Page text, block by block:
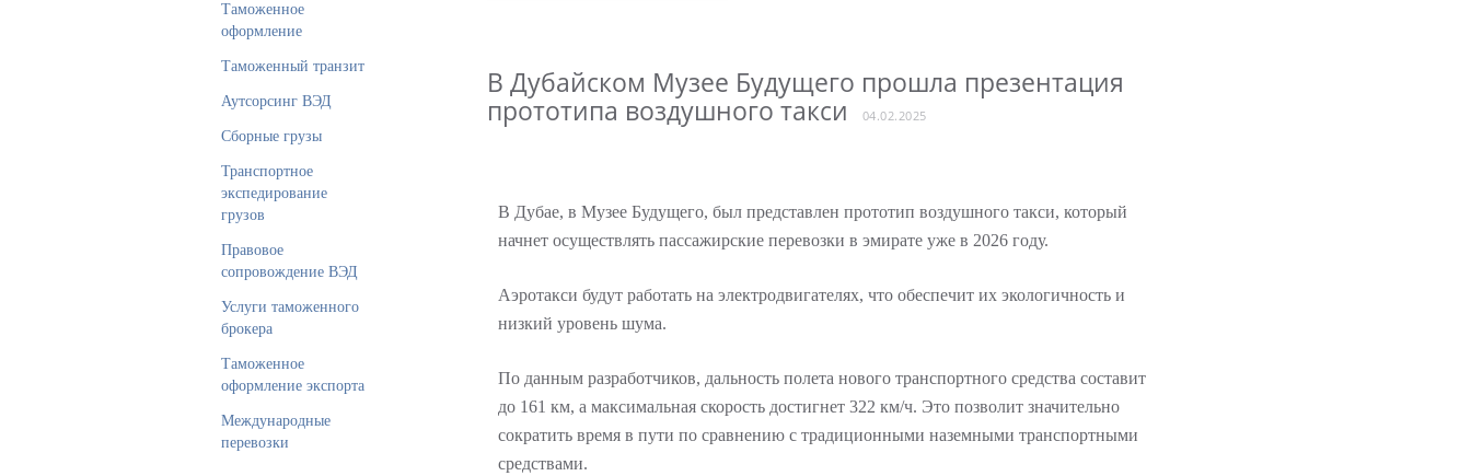
Таможенное
оформление
Таможенный транзит
Аутсорсинг ВЭД
Сборные грузы
Транспортное
экспедирование
грузов
Правовое
сопровождение ВЭД
Услуги таможенного
брокера
Таможенное
оформление экспорта
Международные
перевозки
В Дубайском Музее Будущего прошла презентация
прототипа воздушного такси
04.02.2025
В Дубае, в Музее Будущего, был представлен прототип воздушного такси, который
начнет осуществлять пассажирские перевозки в эмирате уже в 2026 году.
Аэротакси будут работать на электродвигателях, что обеспечит их экологичность и
низкий уровень шума.
По данным разработчиков, дальность полета нового транспортного средства составит
до 161 км, а максимальная скорость достигнет 322 км/ч. Это позволит значительно
сократить время в пути по сравнению с традиционными наземными транспортными
средствами.